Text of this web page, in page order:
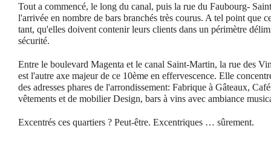
Tout a commencé, le long du canal, puis la rue du Faubourg-
l'arrivée en nombre de bars branchés très courus. A tel point que
tant, qu'elles doivent contenir leurs clients dans un périmètre
sécurité.
Entre le boulevard Magenta et le canal Saint-Martin, la rue des
est l'autre axe majeur de ce 10ème en effervescence. Elle
des adresses phares de l'arrondissement: Fabrique à Gâteaux,
vêtements et de mobilier Design, bars à vins avec ambiance
Excentrés ces quartiers ? Peut-être. Excentriques … sûrement.